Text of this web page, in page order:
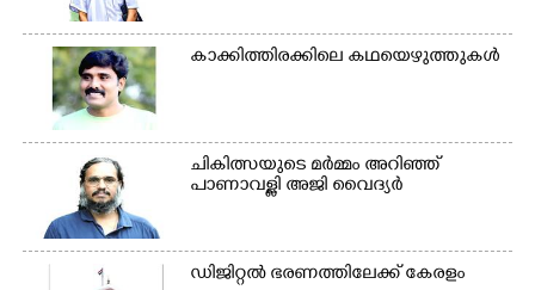
കാക്കിത്തിരക്കിലെ കഥയെഴുത്തുകൾ
ചികിത്സയുടെ മർമ്മം അറിഞ്ഞ്
പാണാവള്ളി അജി വൈദ്യർ
ഡിജിറ്റൽ ഭരണത്തിലേക്ക് കേരളം
×
Share this link